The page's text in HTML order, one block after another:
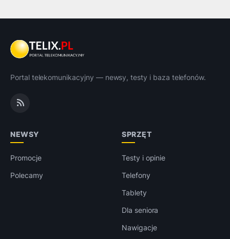
Portal telekomunikacyjny — newsy, testy i baza telefonów.
NEWSY
Promocje
Polecamy
SPRZĘT
Testy i opinie
Telefony
Tablety
Dla seniora
Nawigacje